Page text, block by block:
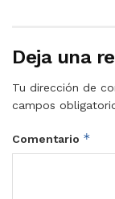
Deja una
Tu dirección de
campos
Comentario *